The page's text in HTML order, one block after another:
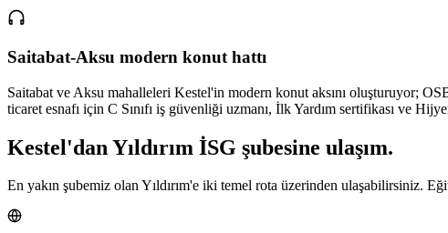
Saitabat-Aksu modern konut hattı
Saitabat ve Aksu mahalleleri Kestel'in modern konut aksını oluşturuyor;
ticaret esnafı için C Sınıfı iş güvenliği uzmanı, İlk Yardım sertifikası ve
Kestel'dan Yıldırım İSG şubesine ulaşım.
En yakın şubemiz olan Yıldırım'e iki temel rota üzerinden ulaşabilirsiniz.